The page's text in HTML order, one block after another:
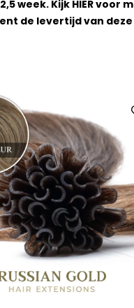
week. Kijk HIERvoor
de levertijd van